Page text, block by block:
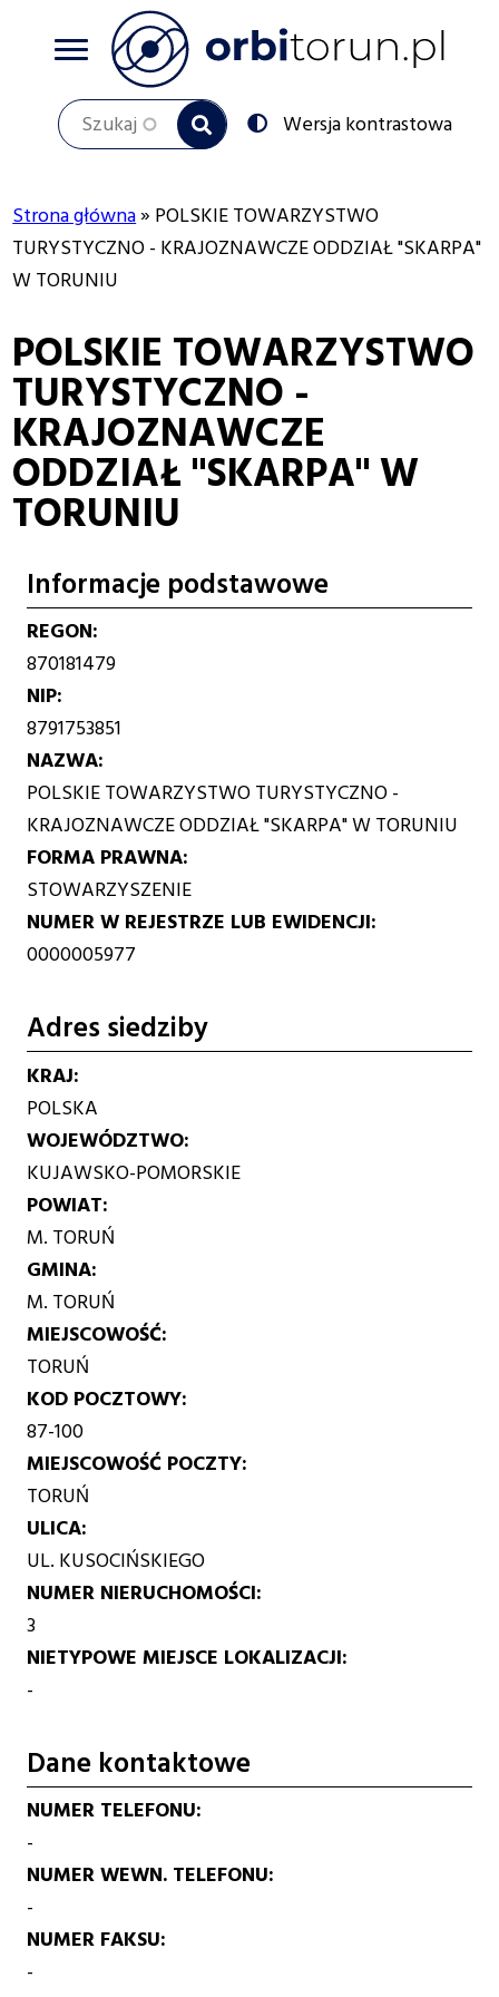
Szukaj
Przełącz
na:
Wersja kontrastowa
Ścieżka
nawigacyjna
Strona główna
POLSKIE TOWARZYSTWO
TURYSTYCZNO - KRAJOZNAWCZE ODDZIAŁ "SKARPA"
W TORUNIU
POLSKIE TOWARZYSTWO
TURYSTYCZNO -
KRAJOZNAWCZE
ODDZIAŁ "SKARPA" W
TORUNIU
Informacje podstawowe
REGON
870181479
NIP
8791753851
NAZWA
POLSKIE TOWARZYSTWO TURYSTYCZNO -
KRAJOZNAWCZE ODDZIAŁ "SKARPA" W TORUNIU
FORMA PRAWNA
STOWARZYSZENIE
NUMER W REJESTRZE LUB EWIDENCJI
0000005977
Adres siedziby
KRAJ
POLSKA
WOJEWÓDZTWO
KUJAWSKO-POMORSKIE
POWIAT
M. TORUŃ
GMINA
M. TORUŃ
MIEJSCOWOŚĆ
TORUŃ
KOD POCZTOWY
87-100
MIEJSCOWOŚĆ POCZTY
TORUŃ
ULICA
UL. KUSOCIŃSKIEGO
NUMER NIERUCHOMOŚCI
3
NIETYPOWE MIEJSCE LOKALIZACJI
-
Dane kontaktowe
NUMER TELEFONU
-
NUMER WEWN. TELEFONU
-
NUMER FAKSU
-